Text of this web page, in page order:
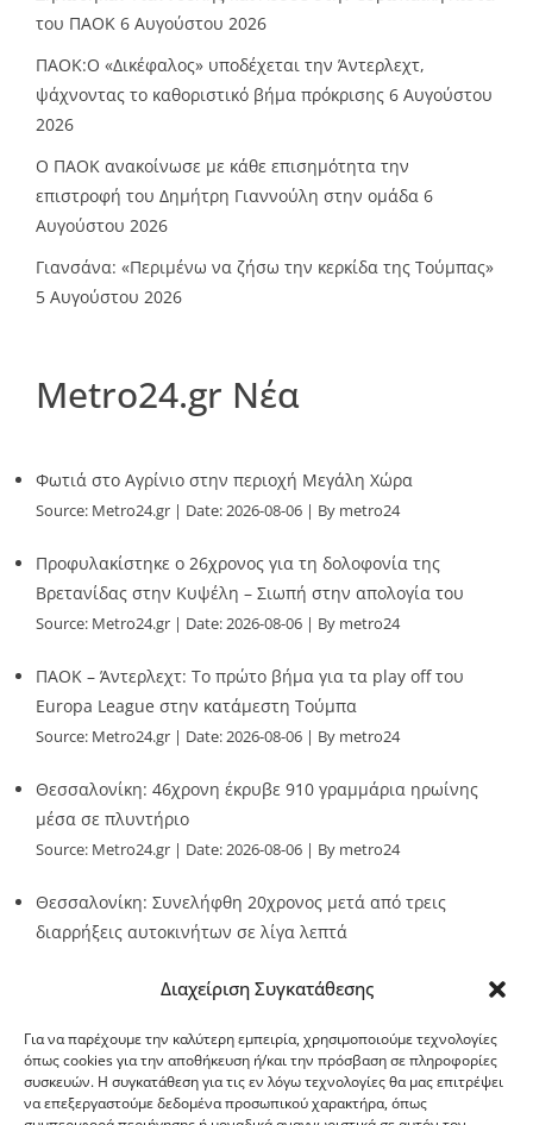
Διαχείριση Συγκατάθεσης
Για να παρέχουμε την καλύτερη εμπειρία, χρησιμοποιούμε τεχνολογίες
όπως cookies για την αποθήκευση ή/και την πρόσβαση σε πληροφορίες
συσκευών. Η συγκατάθεση για τις εν λόγω τεχνολογίες θα μας επιτρέψει
να επεξεργαστούμε δεδομένα προσωπικού χαρακτήρα, όπως
του ΠΑΟΚ 6 Αυγούστου 2026
ΠΑΟΚ:Ο «Δικέφαλος» υποδέχεται την Άντερλεχτ,
ψάχνοντας το καθοριστικό βήμα πρόκρισης 6 Αυγούστου
2026
Ο ΠΑΟΚ ανακοίνωσε με κάθε επισημότητα την
επιστροφή του Δημήτρη Γιαννούλη στην ομάδα 6
Αυγούστου 2026
Γιανσάνα: «Περιμένω να ζήσω την κερκίδα της Τούμπας»
5 Αυγούστου 2026
Metro24.gr Νέα
Φωτιά στο Αγρίνιο στην περιοχή Μεγάλη Χώρα
Source: Metro24.gr Date: 2026-08-06 By metro24
Προφυλακίστηκε ο 26χρονος για τη δολοφονία της
Βρετανίδας στην Κυψέλη – Σιωπή στην απολογία του
Source: Metro24.gr Date: 2026-08-06 By metro24
ΠΑΟΚ – Άντερλεχτ: Το πρώτο βήμα για τα play off του
Europa League στην κατάμεστη Τούμπα
Source: Metro24.gr Date: 2026-08-06 By metro24
Θεσσαλονίκη: 46χρονη έκρυβε 910 γραμμάρια ηρωίνης
μέσα σε πλυντήριο
Source: Metro24.gr Date: 2026-08-06 By metro24
Θεσσαλονίκη: Συνελήφθη 20χρονος μετά από τρεις
διαρρήξεις αυτοκινήτων σε λίγα λεπτά